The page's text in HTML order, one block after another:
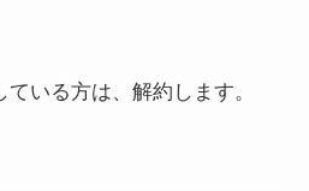
いる方は、解約します。